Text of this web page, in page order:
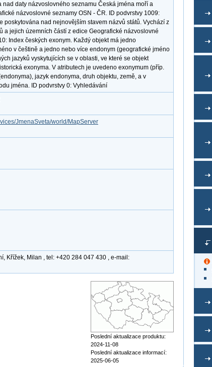
daty názvoslovného seznamu Česká jména moří a
názvoslovné seznamy OSN - ČR. ID podvrstvy 1009:
poskytována nad nejnovějším stavem názvů států. Vychází z
a jejich územních částí z edice Geografické názvoslovné
Index českých exonym. Každý objekt má jedno
v češtině a jedno nebo více endonym (geografické jméno
jazyků vyskytujících se v oblasti, ve které se objekt
exonyma. V atributech je uvedeno exonymum (příp.
jazyk endonyma, druh objektu, země, a v
jména. ID podvrstvy 0: Vyhledávání
JmenaSveta/world/MapServer
Křížek, Milan , tel: +420 284 047 430 , e-mail:
Poslední aktualizace produktu:
2024-11-08
Poslední aktualizace informací:
2025-06-05